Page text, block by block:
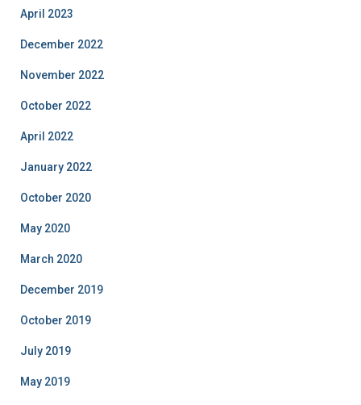
April 2023
December 2022
November 2022
October 2022
April 2022
January 2022
October 2020
May 2020
March 2020
December 2019
October 2019
July 2019
May 2019